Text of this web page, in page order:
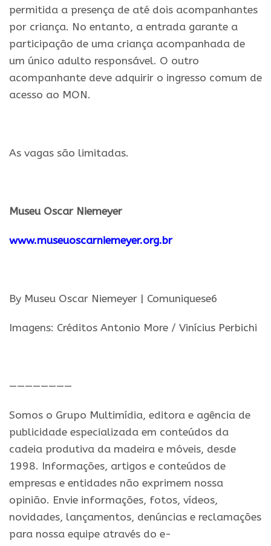
permitida a presença de até dois acompanhantes
por criança. No entanto, a entrada garante a
participação de uma criança acompanhada de
um único adulto responsável. O outro
acompanhante deve adquirir o ingresso comum de
acesso ao MON.
As vagas são limitadas.
Museu Oscar Niemeyer
www.museuoscarniemeyer.org.br
By Museu Oscar Niemeyer | Comuniquese6
Imagens: Créditos Antonio More / Vinícius Perbichi
————————
Somos o Grupo Multimídia, editora e agência de
publicidade especializada em conteúdos da
cadeia produtiva da madeira e móveis, desde
1998. Informações, artigos e conteúdos de
empresas e entidades não exprimem nossa
opinião. Envie informações, fotos, vídeos,
novidades, lançamentos, denúncias e reclamações
para nossa equipe através do e-